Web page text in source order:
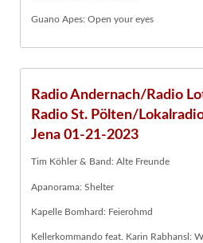
Guano Apes: Open your eyes
Radio Andernach/Radio
Radio St. Pölten/
Jena 01-21-2023
Tim Köhler & Band: Alte Freunde
Apanorama: Shelter
Kapelle Bomhard: Feierohmd
Kellerkommando feat. Karin Rabhansl: